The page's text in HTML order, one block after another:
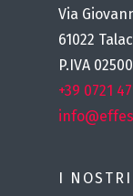
Via
61022
P.IVA
+39 0721
I